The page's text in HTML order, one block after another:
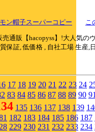
ン帽子スーパーコピー こ
通販【hacopyss】!大人気
証, 低価格 , 自社工場 生産,
17 18 19 20 21 22 23 24
83 84 85 86 87 88 89 90 91
135 136 137 138 139
182 183 184 185 186 187
229 230 231 232 233 234